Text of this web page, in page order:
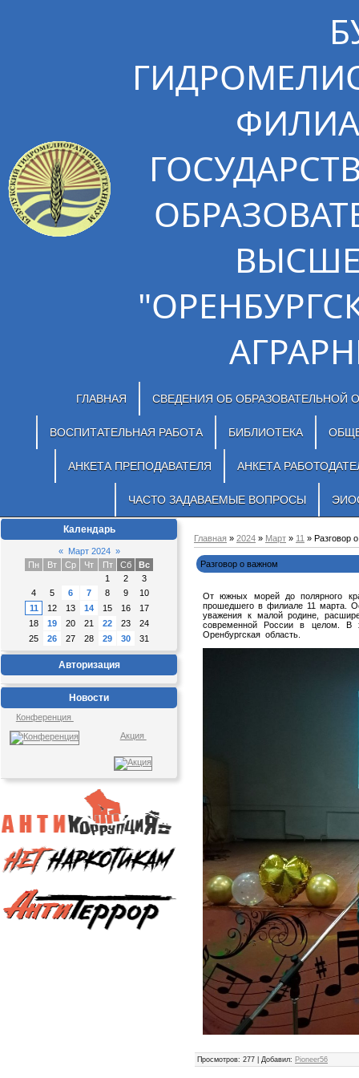
ГЛАВНАЯ СВЕДЕНИЯ ОБ ОБРАЗОВАТЕЛЬНОЙ
ВОСПИТАТЕЛЬНАЯ РАБОТА БИБЛИОТЕКА
АНКЕТА ПРЕПОДАВАТЕЛЯ АНКЕТА
ЧАСТО ЗАДАВАЕМЫЕ ВОПРОСЫ
Календарь
« Март 2024 »
Пн
Вт Ср Чт Пт Сб
Вс
1
2
3
4
5 6 7 8 9
10
11
12 13 14 15 16
17
18
19 20 21 22 23
24
25
26 27 28 29 30 31
Авторизация
Новости
Конференция
Акция
Главная » 2024 » Март » 11 » Разговор
Разговор о важном
От южных морей до полярного
прошедшего в филиале 11 марта.
уважения к малой родине,
современной России в целом. В
Оренбургская область.
Просмотров: 277 | Добавил: Pioneer56